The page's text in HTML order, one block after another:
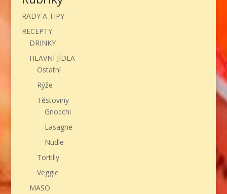
RADY A TIPY
RECEPTY
DRINKY
HLAVNÍ JÍDLA
Ostatní
Rýže
Těstoviny
Gnocchi
Lasagne
Nudle
Tortilly
Veggie
MASO